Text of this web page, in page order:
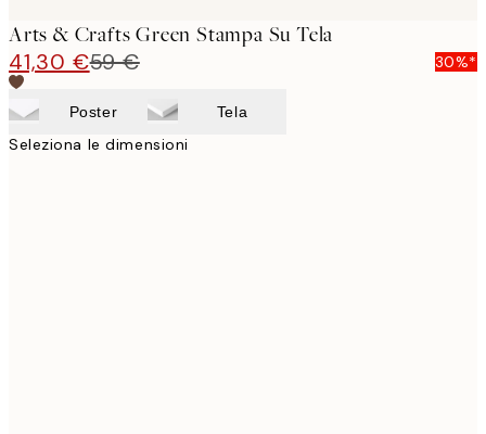
Arts & Crafts Green Stampa Su Tela
41,30 €59 € 30%*
Poster Tela
Seleziona le dimensioni